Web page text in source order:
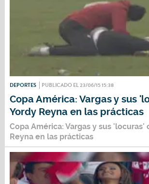
DEPORTES PUBLICADO EL 23/06/15 15:38
Copa América: Vargas y sus
Yordy Reyna en las prácticas
Copa América: Vargas y sus 'locuras'
Reyna en las prácticas